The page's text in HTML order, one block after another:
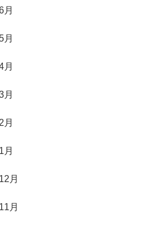
月
月
月
月
月
月
月
月